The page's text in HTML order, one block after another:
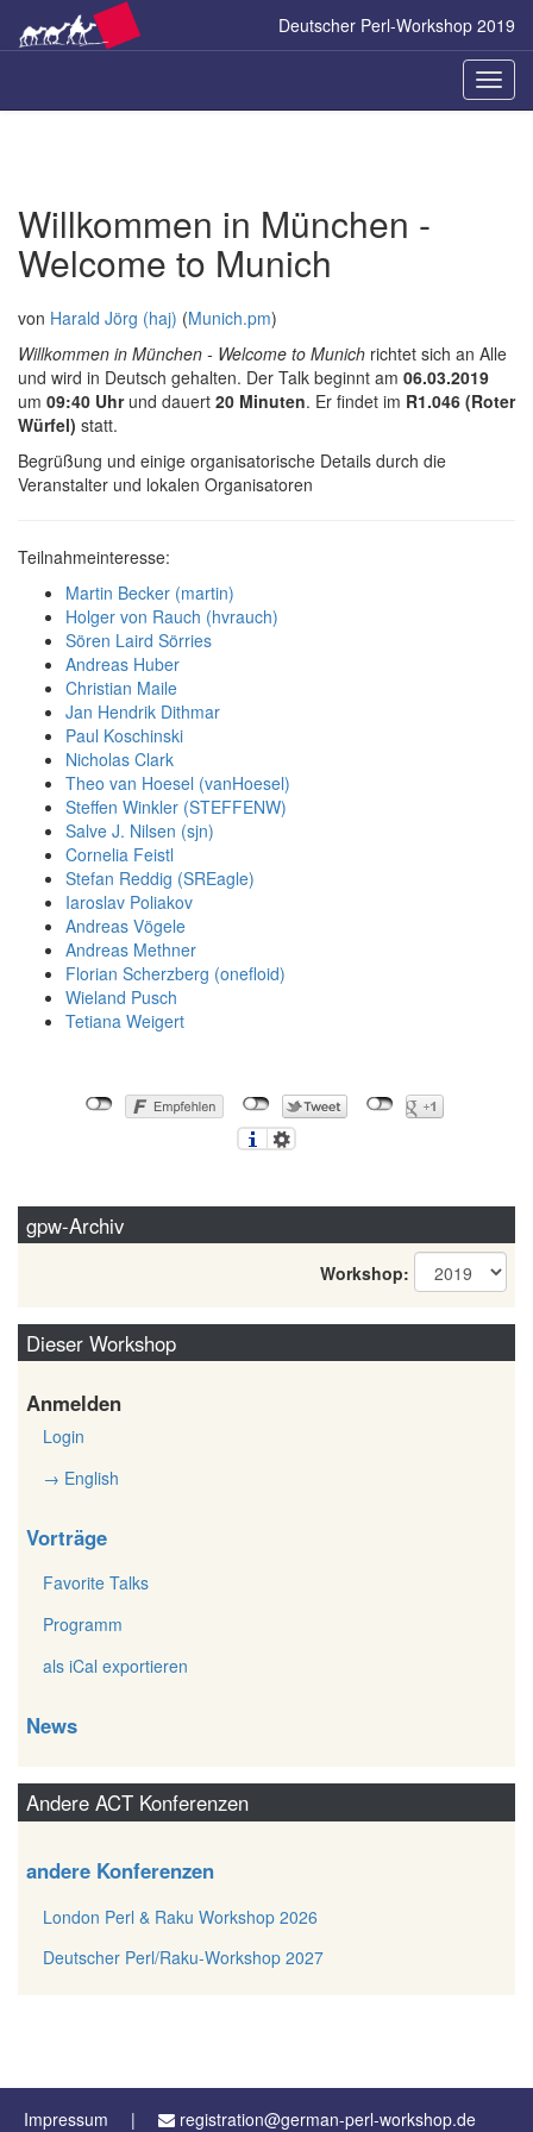
Inhalt
springen
Deutscher Perl-Workshop 2019
ein-/
Willkommen in München -
Welcome to Munich
von Harald Jörg (‎haj‎) (Munich.pm)
Willkommen in München - Welcome to Munich richtet sich an Alle
und wird in Deutsch gehalten. Der Talk beginnt am 06.03.2019
um 09:40 Uhrund dauert 20 Minuten. Er findet im R1.046 (Roter
Würfel) statt.
Begrüßung und einige organisatorische Details durch die
Veranstalter und lokalen Organisatoren
Teilnahmeinteresse:
Martin Becker (‎martin‎)
Holger von Rauch (‎hvrauch‎)
Sören Laird Sörries
Andreas Huber
Christian Maile
Jan Hendrik Dithmar
Paul Koschinski
Nicholas Clark
Theo van Hoesel (‎vanHoesel‎)
Steffen Winkler (‎STEFFENW‎)
Salve J. Nilsen (‎sjn‎)
Cornelia Feistl
Stefan Reddig (‎SREagle‎)
Iaroslav Poliakov
Andreas Vögele
Andreas Methner
Florian Scherzberg (‎onefloid‎)
Wieland Pusch
Tetiana Weigert
gpw-Archiv
Workshop:
Dieser Workshop
Anmelden
Login
→ English
Vorträge
Favorite Talks
Programm
als iCal exportieren
News
Andere ACT Konferenzen
andere Konferenzen
London Perl & Raku Workshop 2026
Deutscher Perl/Raku-Workshop 2027
Impressum registration@german-perl-workshop.de